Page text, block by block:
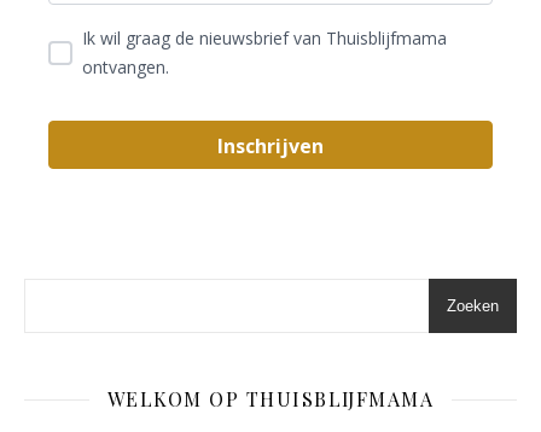
Ik wil graag de nieuwsbrief van Thuisblijfmama
ontvangen.
Zoeken
WELKOM OP THUISBLIJFMAMA